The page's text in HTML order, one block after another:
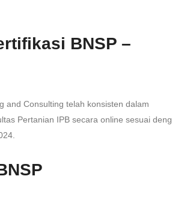
BNSP –
and Consulting telah konsisten dalam
Pertanian IPB secara online sesuai